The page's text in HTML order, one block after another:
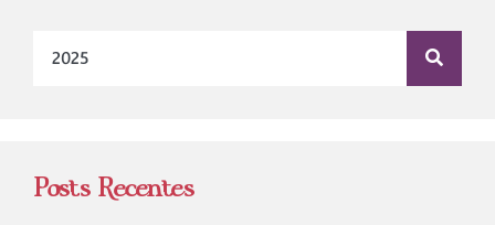
Posts Recentes